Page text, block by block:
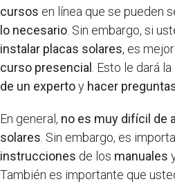
cursos en línea que se pueden
lo necesario . Sin embargo, si
instalar placas solares, es
curso presencial
. Esto le dará la
de un expertoy hacer
En general, no es muy difícil de
solares . Sin embargo, es
instrucciones de los manuales
También es importante que